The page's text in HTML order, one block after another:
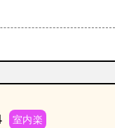
室内楽